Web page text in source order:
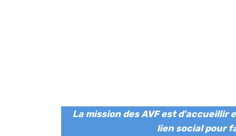
La mission des AVF est
lien social pour